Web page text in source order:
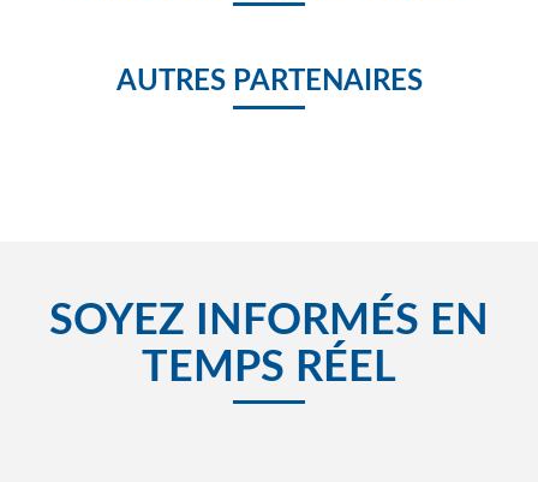
AUTRES PARTENAIRES
SOYEZ INFORMÉS EN
TEMPS RÉEL